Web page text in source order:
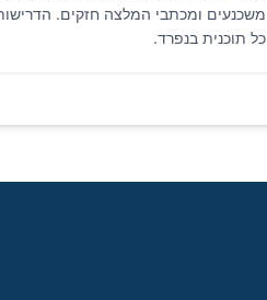
משכנעים ומכתבי המלצה חזקים.
כל תוכנית בנפרד.